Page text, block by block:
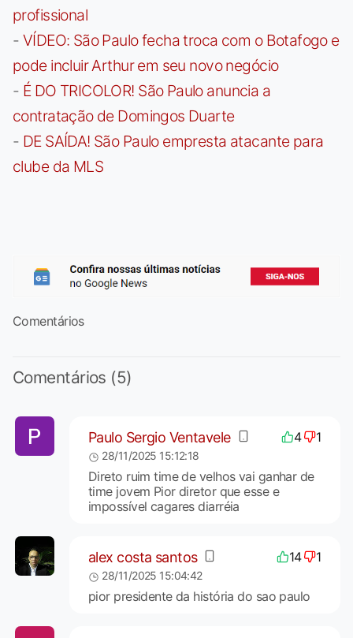
profissional
- VÍDEO: São Paulo fecha troca com o Botafogo e
pode incluir Arthur em seu novo negócio
- É DO TRICOLOR! São Paulo anuncia a
contratação de Domingos Duarte
- DE SAÍDA! São Paulo empresta atacante para
clube da MLS
Comentários
Comentários (5)
Paulo Sergio Ventavele 4 1
28/11/2025 15:12:18
Direto ruim time de velhos vai ganhar de
time jovem Pior diretor que esse e
impossível cagares diarréia
alex costa santos 14 1
28/11/2025 15:04:42
pior presidente da história do sao paulo